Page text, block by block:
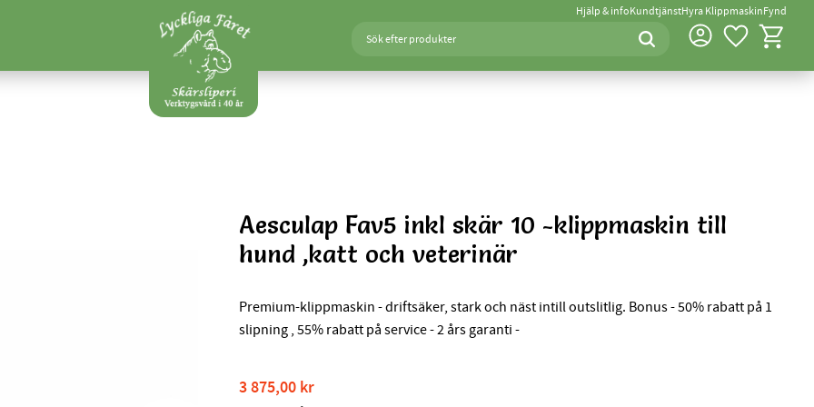
Hjälp & infoKundtjänstHyra KlippmaskinFynd
Favoriter
Kundvagn
Aesculap Fav5 inkl skär 10 -klippmaskin till
hund ,katt och veterinär
Premium-klippmaskin - driftsäker, stark och näst intill outslitlig. Bonus - 50% rabatt på 1
slipning , 55% rabatt på service - 2 års garanti -
Nedsatt pris:
3 875,00kr